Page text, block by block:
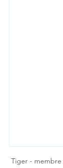
Tiger - membre